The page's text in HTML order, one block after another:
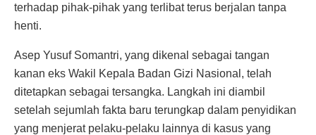
terhadap pihak-pihak yang terlibat terus berjalan tanpa
henti.
Asep Yusuf Somantri, yang dikenal sebagai tangan
kanan eks Wakil Kepala Badan Gizi Nasional, telah
ditetapkan sebagai tersangka. Langkah ini diambil
setelah sejumlah fakta baru terungkap dalam penyidikan
yang menjerat pelaku-pelaku lainnya di kasus yang